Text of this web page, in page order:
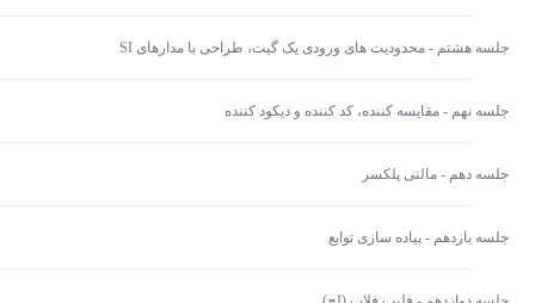
جلسه هشتم - محدودیت های ورودی یک گیت، طراحی با مدارهای SI
جلسه نهم - مقایسه کننده، کد کننده و دیکود کننده
جلسه دهم - مالتی پلکسر
جلسه یازدهم - پیاده سازی توابع